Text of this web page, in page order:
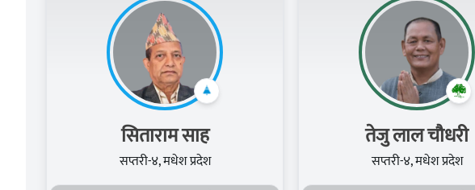
सिताराम साह
सप्तरी-४, मधेश प्रदेश
तेजु लाल चौधरी
सप्तरी-४, मधेश प्रदेश